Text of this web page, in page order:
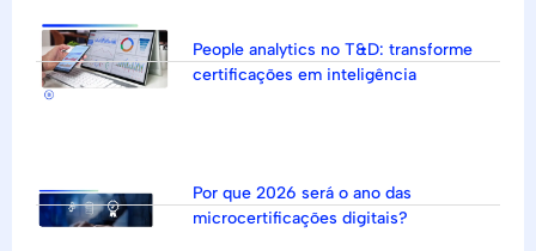
People analytics no T&D: transforme
certificações em inteligência
Por que 2026 será o ano das
microcertificações digitais?